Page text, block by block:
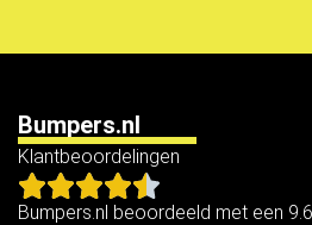
Bumpers.nl
Klantbeoordelingen
Bumpers.nl beoordeeld met een